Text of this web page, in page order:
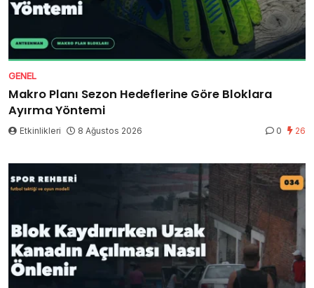
GENEL
Makro Planı Sezon Hedeflerine Göre Bloklara
Ayırma Yöntemi
Etkinlikleri 8 Ağustos 2026 0 26